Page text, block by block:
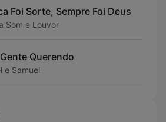
Foi Sorte, Sempre Foi Deus
Som e Louvor
Querendo
e Samuel